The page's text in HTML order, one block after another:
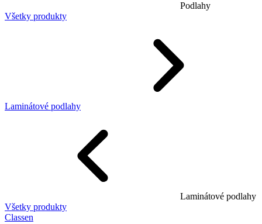
Podlahy
Všetky produkty
Laminátové podlahy
Laminátové podlahy
Všetky produkty
Classen